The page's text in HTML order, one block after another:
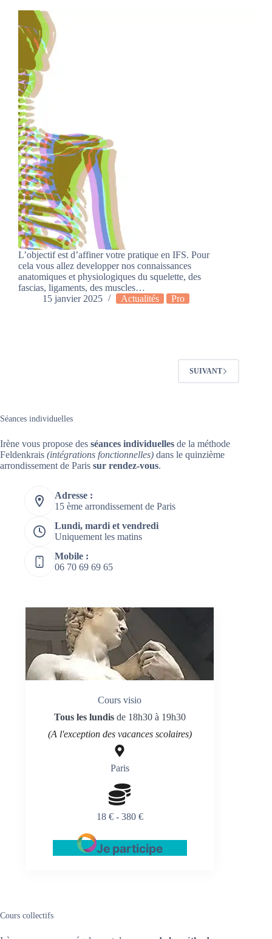
L’objectif est d’affiner votre pratique en IFS. Pour
cela vous allez developper nos connaissances
anatomiques et physiologiques du squelette, des
fascias, ligaments, des muscles…
15 janvier 2025
Actualités Pro
SUIVANT
Séances individuelles
Irène vous propose des séances individuelles de la méthode
Feldenkrais (intégrations fonctionnelles) dans le quinzième
arrondissement de Paris sur rendez-vous.
Adresse :
15 ème arrondissement de Paris
Lundi, mardi et vendredi
Uniquement les matins
Mobile :
06 70 69 69 65
Cours visio
Tous les lundisde 18h30 à 19h30
(A l'exception des vacances scolaires)
Paris
18 € - 380 €
Je participe
Cours collectifs